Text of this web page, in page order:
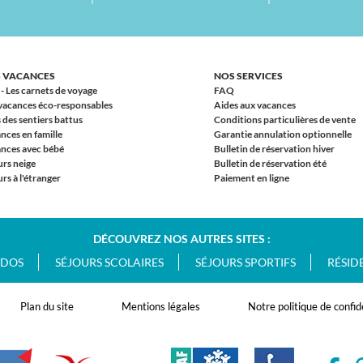
VACANCES
Les carnets de voyage
éco-responsables
des sentiers battus
en famille
avec bébé
neige
à l'étranger
NOS SERVICES
FAQ
Aides aux vacances
Conditions particulières de vente
Garantie annulation optionnelle
Bulletin de réservation hiver
Bulletin de réservation été
Paiement en ligne
DÉCOUVREZ NOS AUTRES SITES :
SÉJOURS SCOLAIRES SÉJOURS SPORTIFS
Plan du site Mentions légales Notre politique de